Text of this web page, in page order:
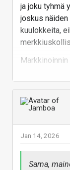
ja joku tyhmä
joskus
kuulokkeita,
päähän ja
hyvin
Vastaa
Jan 14, 2026
Sama,